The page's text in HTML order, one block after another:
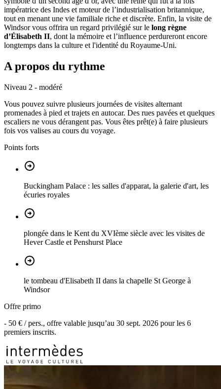
impératrice des Indes et moteur de l’industrialisation britannique,
tout en menant une vie familiale riche et discrète. Enfin, la visite de
Windsor vous offrira un regard privilégié sur le long règne
d’Élisabeth II, dont la mémoire et l’influence perdureront encore
longtemps dans la culture et l'identité du Royaume-Uni.
A propos du rythme
Niveau 2 - modéré
Vous pouvez suivre plusieurs journées de visites alternant
promenades à pied et trajets en autocar. Des rues pavées et quelques
escaliers ne vous dérangent pas. Vous êtes prêt(e) à faire plusieurs
fois vos valises au cours du voyage.
Points forts
Buckingham Palace : les salles d'apparat, la galerie d'art, les
écuries royales
plongée dans le Kent du XVIème siècle avec les visites de
Hever Castle et Penshurst Place
le tombeau d'Elisabeth II dans la chapelle St George à
Windsor
Offre primo
- 50 € / pers., offre valable jusqu’au 30 sept. 2026 pour les 6
premiers inscrits.